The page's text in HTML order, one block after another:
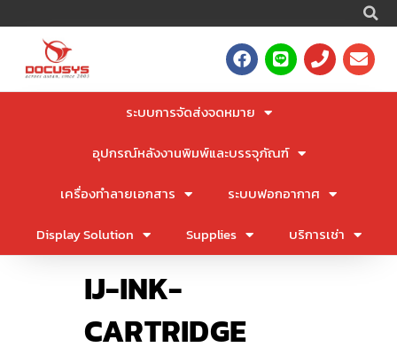
to
F
a
c
e
b
o
L
i
n
P
h
o
E
n
v
ระบบการจัดส่งจดหมาย
อุปกรณ์หลังงานพิมพ์และบรรจุภัณฑ์
เครื่องทำลายเอกสาร
ระบบฟอกอากาศ
Display Solution
Supplies บริการเช่า
IJ-INK-
CARTRIDGE